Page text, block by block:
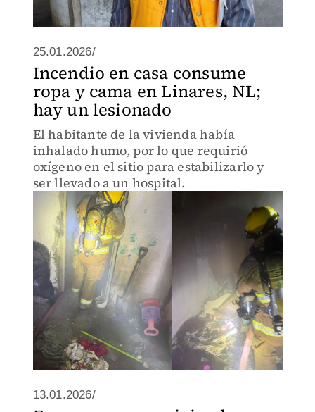
25.01.2026/
Incendio en casa consume
ropa y cama en Linares, NL;
hay un lesionado
El habitante de la vivienda había
inhalado humo, por lo que requirió
oxígeno en el sitio para estabilizarlo y
ser llevado a un hospital.
13.01.2026/